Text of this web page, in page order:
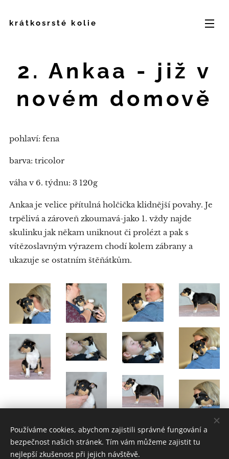
krátkosrsté kolie
2. Ankaa - již v
novém domově
pohlaví: fena
barva: tricolor
váha v 6. týdnu: 3 120g
Ankaa je velice přítulná holčička klidnější povahy. Je
trpělivá a zároveň zkoumavá-jako 1. vždy najde
skulinku jak někam uniknout či prolézt a pak s
vítězoslavným výrazem chodí kolem zábrany a
ukazuje se ostatním štěňátkům.
Používáme cookies, abychom zajistili správné fungování a
bezpečnost našich stránek. Tím vám můžeme zajistit tu
nejlepší zkušenost při jejich návštěvě.